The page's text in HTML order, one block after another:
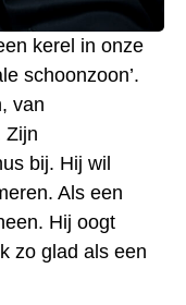
kerel in onze
schoonzoon’.
van
Zijn
bij. Hij wil
Als een
Hij oogt
zo glad als een